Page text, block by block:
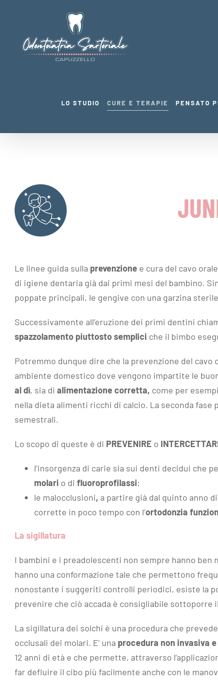
contenuto
LO STUDIO CURE E TERAPIE PENSATO
Le linee guida sulla prevenzione e cura del cavo
di igiene dentaria già dai primi mesi del bambino.
poppate principali, le gengive con una garzina
Successivamente all’eruzione dei primi dentini
spazzolamento piuttosto semplici che il bimbo
Potremmo dunque dire che la prevenzione del
ambiente domestico dove vengono impartite le
al dì, sia di alimentazione corretta, come per
nella dieta alimenti ricchi di calcio. La seconda
semestrali.
Lo scopo di queste è di PREVENIRE o
l’insorgenza di carie sia sui denti decidui
molari o di fluoroprofilassi;
le malocclusioni, a partire già dal quinto anno
corrette in poco tempo con l’ortodonzia
La sigillatura
I bambini e i preadolescenti non sempre hanno
hanno una conformazione tale che permettono
nonostante i suggeriti controlli periodici, esiste la
prevenire che ciò accada è consigliabile sottoporre
La sigillatura dei solchi è una procedura che
occlusali dei molari. E’ una procedura non invasiva
12 anni di età e che permette, attraverso
far defluire il cibo più facilmente anche con le